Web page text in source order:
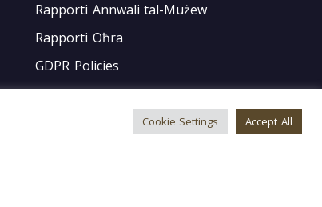
Rapporti Annwali tal-Mużew
Rapporti Oħra
GDPR Policies
Politiki Interni
Dikjarazzjoni ta’ Aċċessibilità
Cookie Settings Accept All